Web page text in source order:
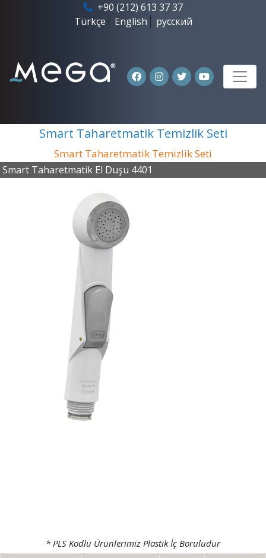
+90 (212) 613 37 37
Türkçe
English русский
Smart Taharetmatik Temizlik Seti
Smart Taharetmatik Temizlik Seti
Smart Taharetmatik El Duşu 4401
* PLS Kodlu Ürünlerimiz Plastik İç Boruludur